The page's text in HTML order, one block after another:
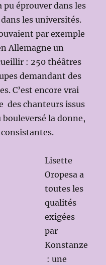
pu éprouver dans les
les universités.
par exemple
Allemagne un
: 250 théâtres
demandant des
C’est encore vrai
des chanteurs issus
bouleversé la donne,
Lisette
Oropesa a
toutes les
qualités
exigées
par
Konstanze
: une